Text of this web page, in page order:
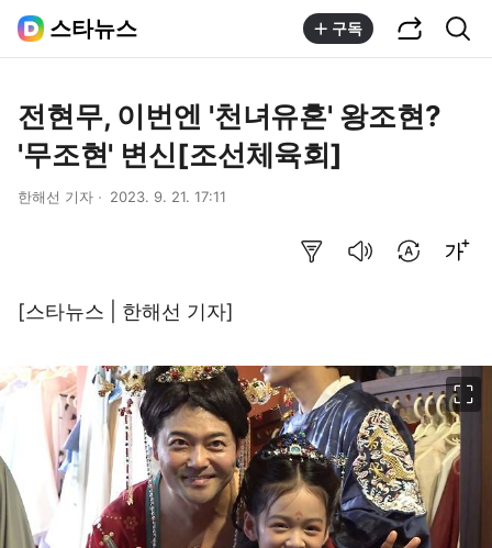
스타뉴스 구독
전현무, 이번엔 '천녀유혼' 왕조현?
'무조현' 변신[조선체육회]
한해선 기자 2023. 9. 21. 17:11
[스타뉴스 | 한해선 기자]